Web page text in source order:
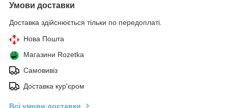
Умови доставки
Доставка здійснюється тільки по передоплаті.
Нова Пошта
Магазини Rozetka
Самовивіз
Доставка кур'єром
Всі умови доставки